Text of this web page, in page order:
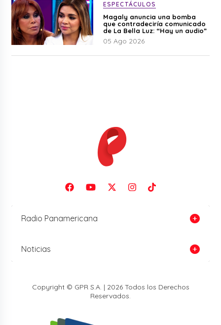
ESPECTÁCULOS
Magaly anuncia una bomba
que contradeciría comunicado
de La Bella Luz: “Hay un audio”
05 Ago 2026
Radio Panamericana
Noticias
Copyright © GPR S.A. | 2026 Todos los Derechos
Reservados.